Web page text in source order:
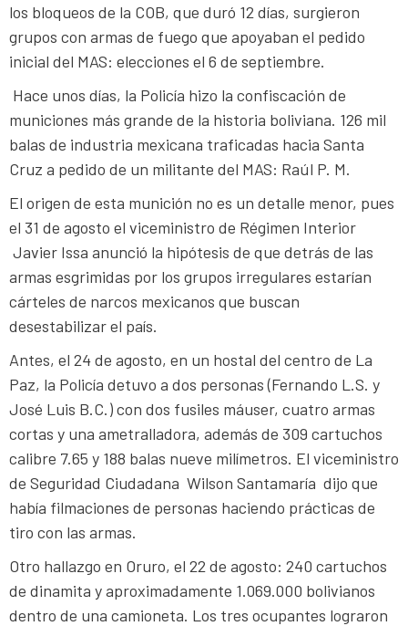
los bloqueos de la COB, que duró 12 días, surgieron
grupos con armas de fuego que apoyaban el pedido
inicial del MAS: elecciones el 6 de septiembre.
Hace unos días, la Policía hizo la confiscación de
municiones más grande de la historia boliviana. 126 mil
balas de industria mexicana traficadas hacia Santa
Cruz a pedido de un militante del MAS: Raúl P. M.
El origen de esta munición no es un detalle menor, pues
el 31 de agosto el viceministro de Régimen Interior
Javier Issa anunció la hipótesis de que detrás de las
armas esgrimidas por los grupos irregulares estarían
cárteles de narcos mexicanos que buscan
desestabilizar el país.
Antes, el 24 de agosto, en un hostal del centro de La
Paz, la Policía detuvo a dos personas (Fernando L.S. y
José Luis B.C.) con dos fusiles máuser, cuatro armas
cortas y una ametralladora, además de 309 cartuchos
calibre 7.65 y 188 balas nueve milímetros. El viceministro
de Seguridad Ciudadana Wilson Santamaría dijo que
había filmaciones de personas haciendo prácticas de
tiro con las armas.
Otro hallazgo en Oruro, el 22 de agosto: 240 cartuchos
de dinamita y aproximadamente 1.069.000 bolivianos
dentro de una camioneta. Los tres ocupantes lograron